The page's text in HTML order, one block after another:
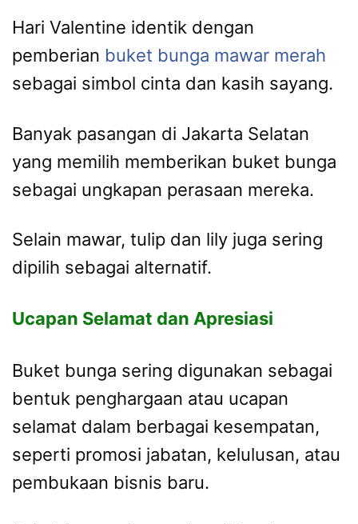
Hari Valentine identik dengan
pemberian buket bunga mawar merah
sebagai simbol cinta dan kasih sayang.
Banyak pasangan di Jakarta Selatan
yang memilih memberikan buket bunga
sebagai ungkapan perasaan mereka.
Selain mawar, tulip dan lily juga sering
dipilih sebagai alternatif.
Ucapan Selamat dan Apresiasi
Buket bunga sering digunakan sebagai
bentuk penghargaan atau ucapan
selamat dalam berbagai kesempatan,
seperti promosi jabatan, kelulusan, atau
pembukaan bisnis baru.